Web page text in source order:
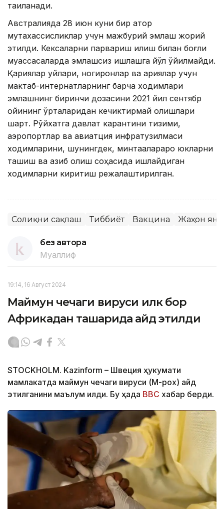
тақиқланади.
Австралияда 28 июн куни бир қатор
мутахассисликлар учун мажбурий эмлаш жорий
этилди. Кексаларни парвариш қилиш билан боғлиқ
муассасаларда эмлашсиз ишлашга йўл қўйилмайди.
Қариялар уйлари, ногиронлар ва қариялар учун
мактаб-интернатларнинг барча ходимлари
эмлашнинг биринчи дозасини 2021 йил сентябр
ойининг ўрталаридан кечиктирмай олишлари
шарт. Рўйхатга давлат карантини тизими,
аэропортлар ва авиатция инфратузилмаси
ходимларини, шунингдек, минтақалараро юкларни
ташиш ва қазиб олиш соҳасида ишлайдиган
ходимларни киритиш режалаштирилган.
Соғлиқни сақлаш Тиббиёт Вакцина Жаҳон
без автора
Муаллиф
19:14, 16 Август 2024
Маймун чечаги вируси илк бор
Африкадан ташқарида қайд этилди
STOCKHOLM. Kazinform – Швеция ҳукумати
мамлакатда маймун чечаги вируси (M-pox) қайд
этилганини маълум қилди. Бу ҳақда BBC хабар берди.